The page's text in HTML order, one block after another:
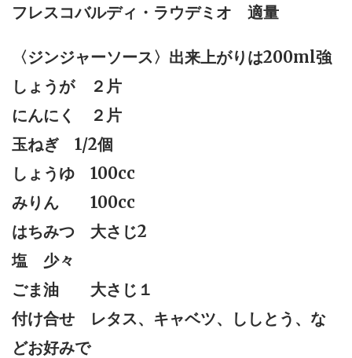
フレスコバルディ・ラウデミオ 適量
〈ジンジャーソース〉出来上がりは200ml強
しょうが ２片
にんにく ２片
玉ねぎ 1/2個
しょうゆ 100cc
みりん 100cc
はちみつ 大さじ2
塩 少々
ごま油 大さじ１
付け合せ レタス、キャベツ、ししとう、な
どお好みで